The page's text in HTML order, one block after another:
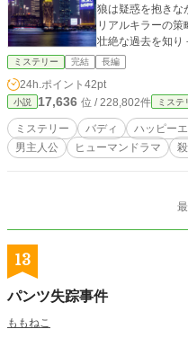
狼は疑惑を抱きな
リアルキラーの
壮絶な過去を知り－－？！ 最上の命を狙う
方で誰が敵なのか
能力を駆使しながら、
イケメン刑事 × 一
ファポリス「第9
賞しました。 本
す。
ミステリー 完結 長編
24h.ポイント 42pt
小説 17,636 位 / 228,802件 ミステ
ミステリー バディ ハッピー
男主人公
ヒューマンドラマ
13
パンツ失踪事件
ももねこ